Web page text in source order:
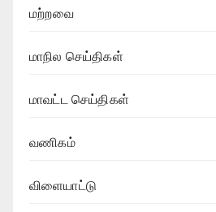
மற்றவை
மாநில செய்திகள்
மாவட்ட செய்திகள்
வணிகம்
விளையாட்டு